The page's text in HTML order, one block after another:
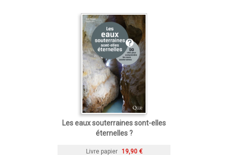
Les eaux souterraines sont-elles
éternelles ?
Livre papier 19,90 €